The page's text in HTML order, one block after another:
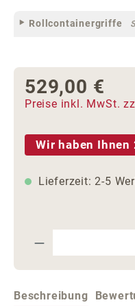
Rollcontainergriffe
Regulärer Preis:
529,00 €
Preise inkl. MwSt.
Wir haben
Lieferzeit: 2-5
Produkt
Beschreibung